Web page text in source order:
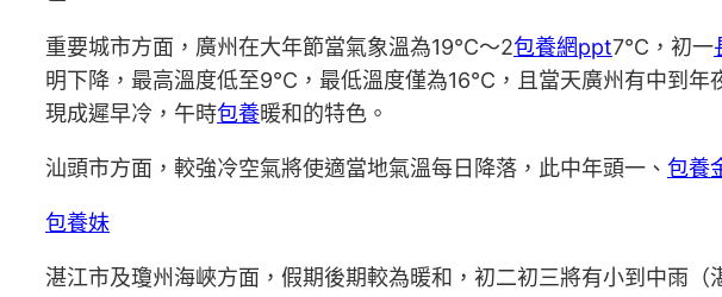
重要城市方面，廣州在大年節當氣象溫為19℃～2包養網ppt7℃，初一
明下降，最高溫度低至9℃，最低溫度僅為16℃，且當天廣州有中到年
現成遲早冷，午時包養暖和的特色。
汕頭市方面，較強冷空氣將使適當地氣溫每日降落，此中年頭一、 包養
包養妹
湛江市及瓊州海峽方面，假期後期較為暖和，初二初三將有小到中雨（